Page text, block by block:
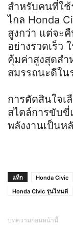
สำหรับคนที่ใช้
ไกล Honda
สูงกว่า แต่จะ
อย่างรวดเร็ว
คุ้มค่าสูงสุดส
สมรรถนะดีใน
การตัดสินใจ
สไตล์การขับขี่
พลังงานเป็นห
แท็ก Honda Civic
Honda Civic รุ่นไหนดี
บทความก่อนหน้านี้